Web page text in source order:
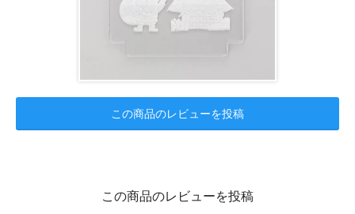
この商品のレビューを投稿
この商品のレビューを投稿